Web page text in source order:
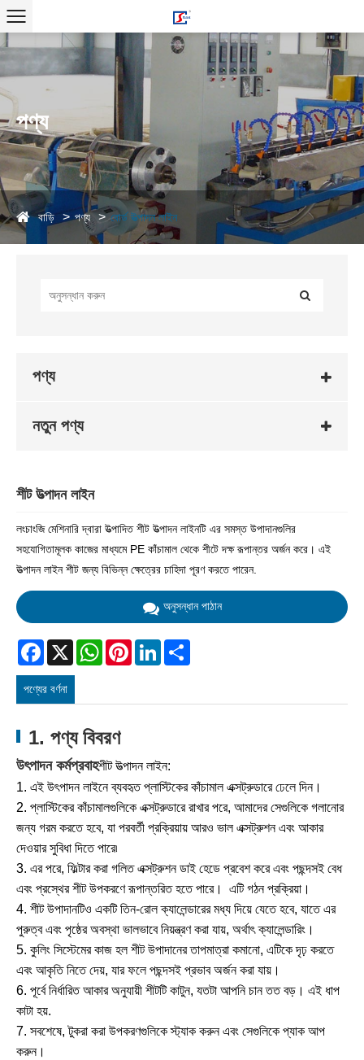
পণ্য
বাড়ি পণ্য বোর্ড উত্পাদন লাইন
পণ্য
নতুন পণ্য
শীট উত্পাদন লাইন
লংচাংজি মেশিনারি দ্বারা উত্পাদিত শীট উত্পাদন লাইনটি এর সমস্ত উপাদানগুলির
সহযোগিতামূলক কাজের মাধ্যমে PE কাঁচামাল থেকে শীটে দক্ষ রূপান্তর অর্জন করে। এই
উত্পাদন লাইন শীট জন্য বিভিন্ন ক্ষেত্রের চাহিদা পূরণ করতে পারেন.
অনুসন্ধান পাঠান
Facebook
X WhatsAppPinterestLinkedIn
পণ্যের বর্ণনা
1. পণ্য বিবরণ
উৎপাদন কর্মপ্রবাহশীট উত্পাদন লাইন:
1. এই উৎপাদন লাইনে ব্যবহৃত প্লাস্টিকের কাঁচামাল এক্সট্রুডারে ঢেলে দিন।
2. প্লাস্টিকের কাঁচামালগুলিকে এক্সট্রুডারে রাখার পরে, আমাদের সেগুলিকে গলানোর
জন্য গরম করতে হবে, যা পরবর্তী প্রক্রিয়ায় আরও ভাল এক্সট্রুশন এবং আকার
দেওয়ার সুবিধা দিতে পারে৷
3. এর পরে, ফিল্টার করা গলিত এক্সট্রুশন ডাই হেডে প্রবেশ করে এবং পছন্দসই বেধ
এবং প্রস্থের শীট উপকরণে রূপান্তরিত হতে পারে। এটি গঠন প্রক্রিয়া।
4. শীট উপাদানটিও একটি তিন-রোল ক্যালেন্ডারের মধ্য দিয়ে যেতে হবে, যাতে এর
পুরুত্ব এবং পৃষ্ঠের অবস্থা ভালভাবে নিয়ন্ত্রণ করা যায়, অর্থাৎ ক্যালেন্ডারিং।
5. কুলিং সিস্টেমের কাজ হল শীট উপাদানের তাপমাত্রা কমানো, এটিকে দৃঢ় করতে
এবং আকৃতি নিতে দেয়, যার ফলে পছন্দসই প্রভাব অর্জন করা যায়।
6. পূর্বে নির্ধারিত আকার অনুযায়ী শীটটি কাটুন, যতটা আপনি চান তত বড়। এই ধাপ
কাটা হয়.
7. সবশেষে, টুকরা করা উপকরণগুলিকে স্ট্যাক করুন এবং সেগুলিকে প্যাক আপ
করুন।